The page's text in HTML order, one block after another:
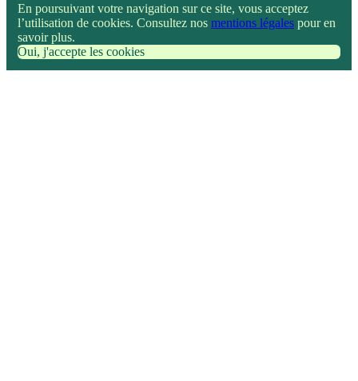
En poursuivant votre navigation sur ce site, vous acceptez
l’utilisation de cookies. Consultez nos mentions légales pour en
savoir plus.
Oui, j'accepte les cookies